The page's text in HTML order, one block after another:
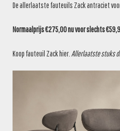
BANKEN
De allerlaatste fauteuils Zack antraciet
Normaalprijs €275,00 nu voor slechts
Koop fauteuil Zackhier Allerlaatste stuks